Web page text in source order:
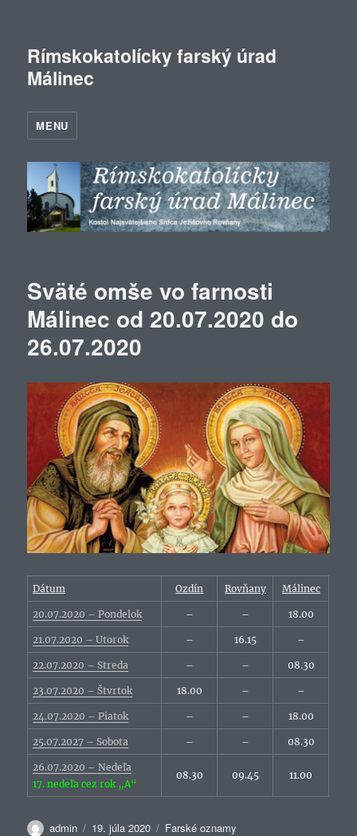
Rímskokatolícky farský úrad
Málinec
MENU
Sväté omše vo farnosti
Málinec od 20.07.2020 do
26.07.2020
Dátum Ozdín Rovňany Málinec
20.07.2020 – Pondelok – – 18.00
21.07.2020 – Utorok – 16.15 –
22.07.2020 – Streda – – 08.30
23.07.2020 – Štvrtok 18.00 – –
24.07.2020 – Piatok – – 18.00
25.07.2027 – Sobota – – 08.30
26.07.2020 – Nedeľa
17. nedeľa cez rok „A“
08.30 09.45 11.00
Autor
admin Publikované
19. júla 2020 Kategórie
Farské oznamy